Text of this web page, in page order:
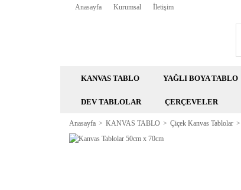
Anasayfa Kurumsal İletişim
KANVAS TABLO YAĞLI BOYA TABLO
DEV TABLOLAR ÇERÇEVELER
Anasayfa KANVAS TABLO Çiçek Kanvas Tablolar